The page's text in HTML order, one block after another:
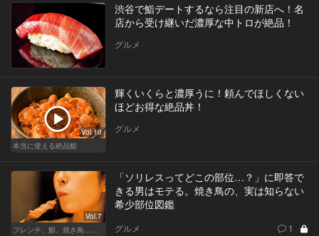
渋谷で鮨デートするなら注目の新店へ！名
店から受け継いだ濃厚な中トロが絶品！
グルメ
Vol.10
本当に使える絶品鮨
輝くいくらと濃厚うに！頼んでほしくない
ほどお得な絶品丼！
グルメ
Vol.7
フレンチ、鮨、焼き鳥…グルメなら知っておきたい知識
「ソリレスってどこの部位…？」に即答で
きる男はモテる。焼き鳥の、実は知らない
希少部位図鑑
グルメ 1